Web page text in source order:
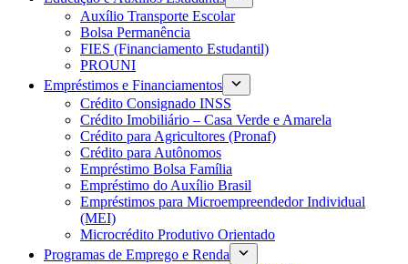
Auxílio Transporte Escolar
Bolsa Permanência
FIES (Financiamento Estudantil)
PROUNI
Empréstimos e Financiamentos
Crédito Consignado INSS
Crédito Imobiliário – Casa Verde e Amarela
Crédito para Agricultores (Pronaf)
Crédito para Autônomos
Empréstimo Bolsa Família
Empréstimo do Auxílio Brasil
Empréstimos para Microempreendedor Individual
(MEI)
Microcrédito Produtivo Orientado
Programas de Emprego e Renda